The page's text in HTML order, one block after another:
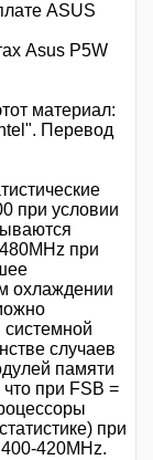
ASUS
Asus P5W
материал:
Перевод
при условии
при
охлаждении
случаев
памяти
при FSB =
при
420MHz.